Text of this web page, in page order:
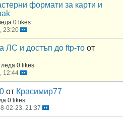
формати за карти и
0 likes
23:20
ЛС и достъп до ftp-то от
0 likes
12:44
от Красимир77
0 likes
02-23, 21:37